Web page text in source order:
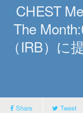
CHEST
The
（IRB）に
Share Tweet